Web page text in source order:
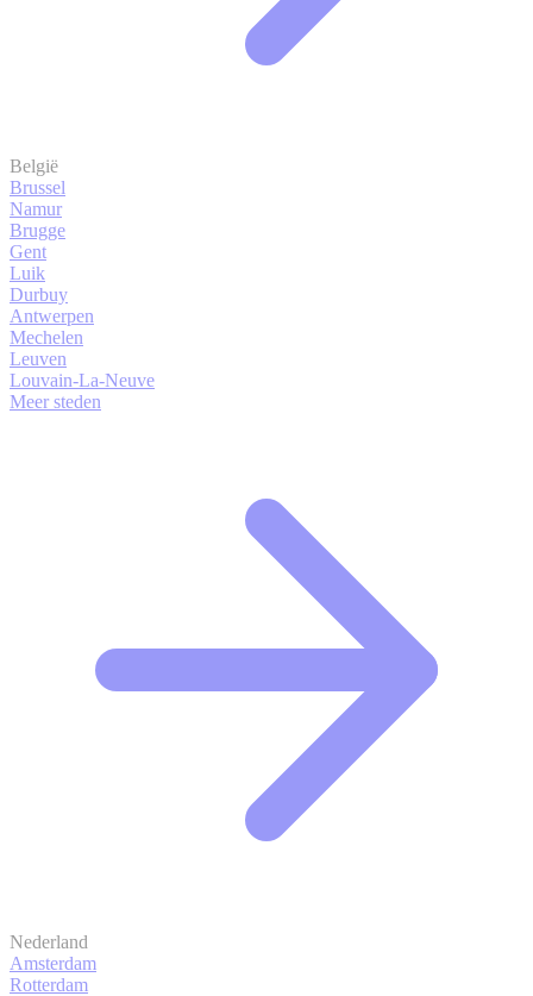
België
Brussel
Namur
Brugge
Gent
Luik
Durbuy
Antwerpen
Mechelen
Leuven
Louvain-La-Neuve
Meer steden
Nederland
Amsterdam
Rotterdam